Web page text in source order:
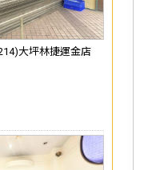
大坪林捷運金店